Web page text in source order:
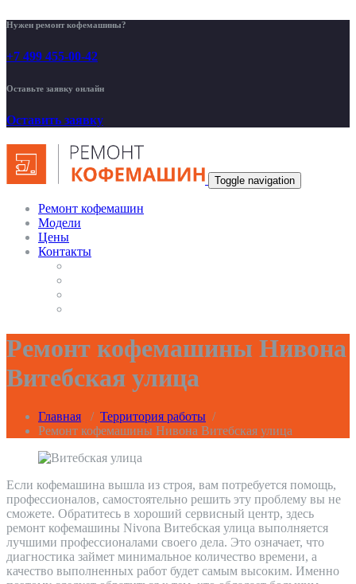
Нужен ремонт кофемашины?
+7 499 455-00-42
Оставьте заявку онлайн
Оставить заявку
Toggle navigation
Ремонт кофемашин
Модели
Цены
Контакты
Ремонт кофемашины Нивона
Витебская улица
Главная / Территория работы /
Ремонт кофемашины Нивона Витебская улица
Если кофемашина вышла из строя, вам потребуется помощь,
профессионалов, самостоятельно решить эту проблему вы не
сможете. Обратитесь в хороший сервисный центр, здесь
ремонт кофемашины Nivona Витебская улица выполняется
лучшими профессионалами своего дела. Это означает, что
диагностика займет минимальное количество времени, а
качество выполненных работ будет самым высоким. Именно